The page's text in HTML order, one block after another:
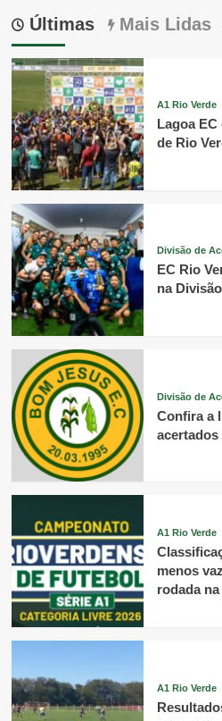
Últimas Mais Lidas
A1 Rio Verde
Lagoa EC
de Rio
Divisão de
EC Rio
na
Divisão de
Confira a
acertados
A1 Rio Verde
menos
rodada
A1 Rio Verde